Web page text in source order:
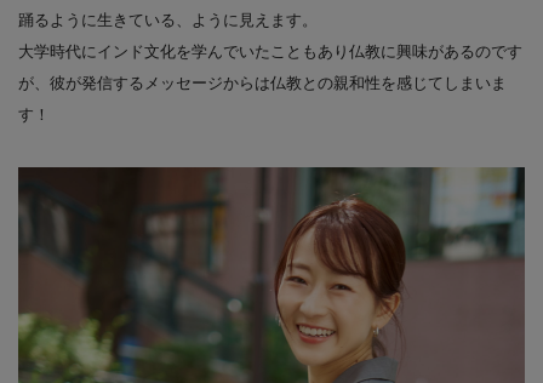
踊るように生きている、ように見えます。
大学時代にインド文化を学んでいたこともあり仏教に興味があるのです
が、彼が発信するメッセージからは仏教との親和性を感じてしまいま
す！